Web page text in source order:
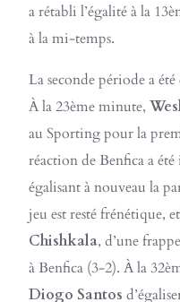
a rétabli l’égalité à la
à la mi-temps.
La seconde période a
À la 23ème minute,
au Sporting pour la
réaction de Benfica a
égalisant à nouveau la
jeu est resté frénétique,
Chishkala, d’une
à Benfica (3-2). À la
Diogo Santos